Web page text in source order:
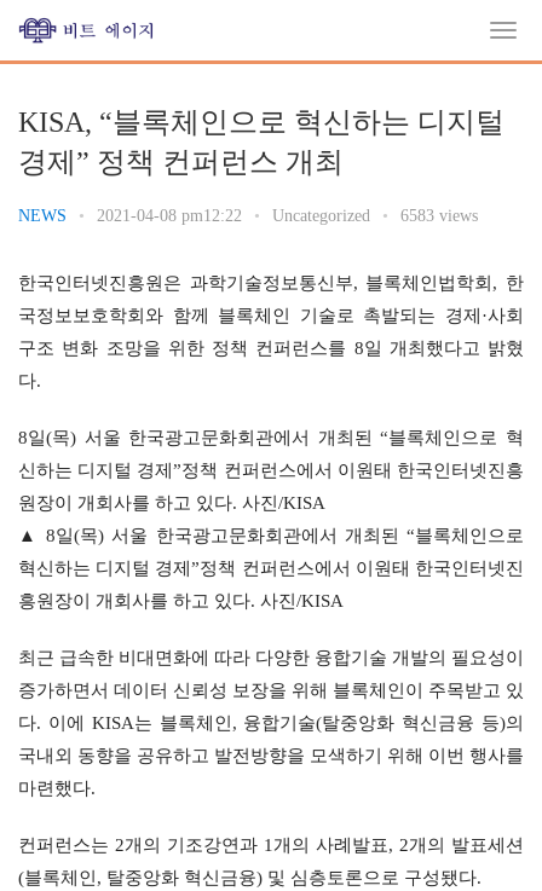
KISA, “블록체인으로 혁신하는 디지털
경제” 정책 컨퍼런스 개최
NEWS • 2021-04-08 pm12:22 • Uncategorized • 6583 views
한국인터넷진흥원은 과학기술정보통신부, 블록체인법학회, 한
국정보보호학회와 함께 블록체인 기술로 촉발되는 경제·사회
구조 변화 조망을 위한 정책 컨퍼런스를 8일 개최했다고 밝혔
다.
8일(목) 서울 한국광고문화회관에서 개최된 “블록체인으로 혁
신하는 디지털 경제”정책 컨퍼런스에서 이원태 한국인터넷진흥
원장이 개회사를 하고 있다. 사진/KISA
▲ 8일(목) 서울 한국광고문화회관에서 개최된 “블록체인으로
혁신하는 디지털 경제”정책 컨퍼런스에서 이원태 한국인터넷진
흥원장이 개회사를 하고 있다. 사진/KISA
최근 급속한 비대면화에 따라 다양한 융합기술 개발의 필요성이
증가하면서 데이터 신뢰성 보장을 위해 블록체인이 주목받고 있
다. 이에 KISA는 블록체인, 융합기술(탈중앙화 혁신금융 등)의
국내외 동향을 공유하고 발전방향을 모색하기 위해 이번 행사를
마련했다.
컨퍼런스는 2개의 기조강연과 1개의 사례발표, 2개의 발표세션
(블록체인, 탈중앙화 혁신금융) 및 심층토론으로 구성됐다.